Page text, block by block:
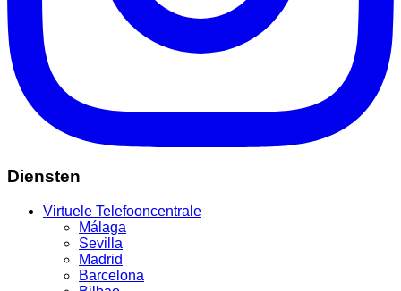
Diensten
Virtuele Telefooncentrale
Málaga
Sevilla
Madrid
Barcelona